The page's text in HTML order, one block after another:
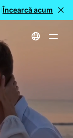
nou LIVE:
Încearcă acum
AI Generator